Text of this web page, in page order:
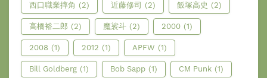
西口職業摔角 (2) 近藤修司 (2) 飯塚高史 (2)
高橋裕二郎 (2) 魔裟斗 (2) 2000 (1)
2008 (1) 2012 (1) APFW (1)
Bill Goldberg (1) Bob Sapp (1) CM Punk (1)